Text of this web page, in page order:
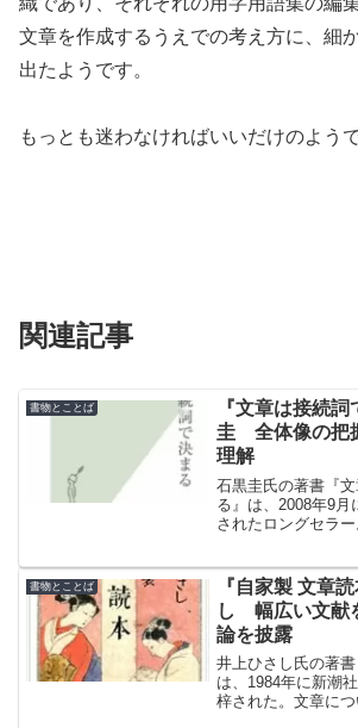
文章を作成するうえでの考え方に、細
出たようです。
もっとも迷わなければいいだけのよう
関連記事
書物とことば
『文章は接続
圭 全体像の把
理解
石黒圭氏の著書『
る』は、2008年9月
されたロングセラー
役割を理解するこ
に役立つ。
書物とことば
『自家製 文章
し 幅広い文献
論を披露
井上ひさし氏の著書
は、1984年に新潮
梓された。文章につ